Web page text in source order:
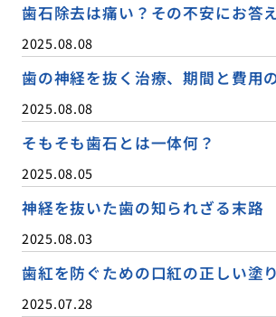
歯石除去は痛い？その不安にお答
2025.08.08
歯の神経を抜く治療、期間と費用
2025.08.08
そもそも歯石とは一体何？
2025.08.05
神経を抜いた歯の知られざる末路
2025.08.03
歯紅を防ぐための口紅の正しい塗
2025.07.28